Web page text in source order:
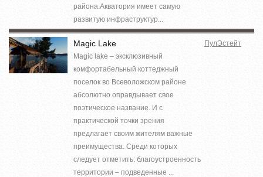
района.Акватория имеет самую
развитую инфраструктур...
Magic Lake
Magic lake – эксклюзивный
комфортабельный коттеджный
поселок во Всеволожском районе
абсолютно оправдывает свое
поэтическое название. И с
практической точки зрения
предлагает своим жителям важные
преимущества. Среди которых
следует отметить: благоустроенность
территории – подведенные ...
ПулЭстейт